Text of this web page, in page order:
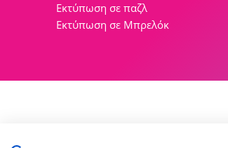
Εκτύπωση σε παζλ
Εκτύπωση σε Μπρελόκ